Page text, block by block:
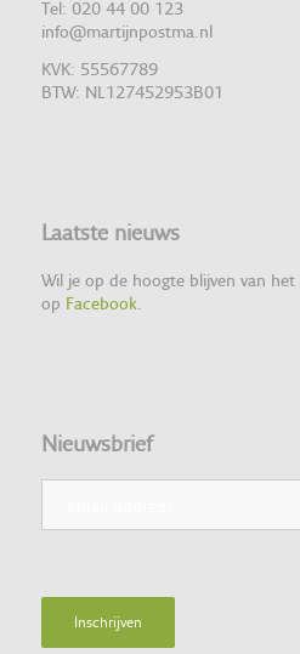
Tel: 020 44 00 123
info@martijnpostma.nl
KVK: 55567789
BTW: NL127452953B01
Laatste nieuws
Wil je op de hoogte blijven van het
op Facebook.
Nieuwsbrief